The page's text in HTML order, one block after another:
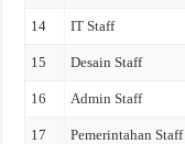
14 IT Staff
15 Desain Staff
16 Admin Staff
17 Pemerintahan Staff